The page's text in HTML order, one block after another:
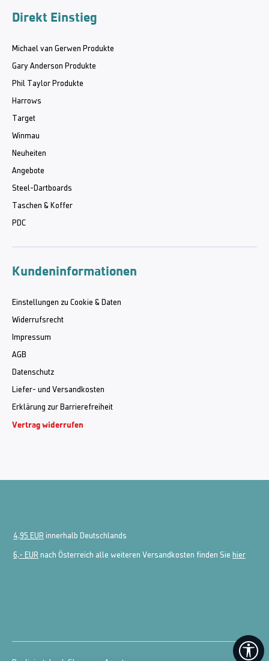
Direkt Einstieg
Michael van Gerwen Produkte
Gary Anderson Produkte
Phil Taylor Produkte
Harrows
Target
Winmau
Neuheiten
Angebote
Steel-Dartboards
Taschen & Koffer
PDC
Kundeninformationen
Einstellungen zu Cookie & Daten
Widerrufsrecht
Impressum
AGB
Datenschutz
Liefer- und Versandkosten
Erklärung zur Barrierefreiheit
Vertrag widerrufen
4,95 EUR innerhalb Deutschlands
6,- EUR nach Österreich alle weiteren Versandkosten finden Sie hier